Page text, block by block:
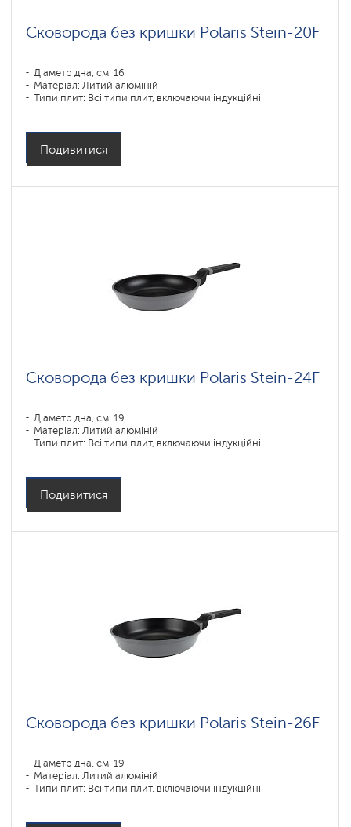
Сковорода без кришки Polaris Stein-20F
Діаметр дна, см: 16
Матеріал: Литий алюміній
Типи плит: Всі типи плит, включаючи індукційні
Подивитися
Сковорода без кришки Polaris Stein-24F
Діаметр дна, см: 19
Матеріал: Литий алюміній
Типи плит: Всі типи плит, включаючи індукційні
Подивитися
Сковорода без кришки Polaris Stein-26F
Діаметр дна, см: 19
Матеріал: Литий алюміній
Типи плит: Всі типи плит, включаючи індукційні